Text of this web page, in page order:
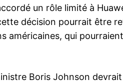
un rôle limité à
décision pourrait être
américaines, qui
Boris Johnson